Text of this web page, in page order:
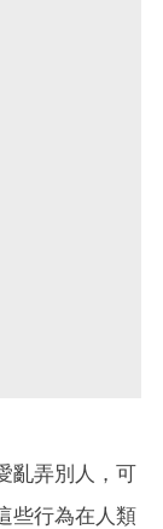
亂弄別人，可
些行為在人類